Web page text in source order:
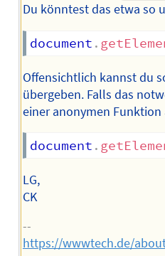
Du könntest das etwa so
document .
Offensichtlich kannst du
übergeben. Falls das
einer anonymen Funktion
document .
LG,
CK
--
https://wwwtech.de/